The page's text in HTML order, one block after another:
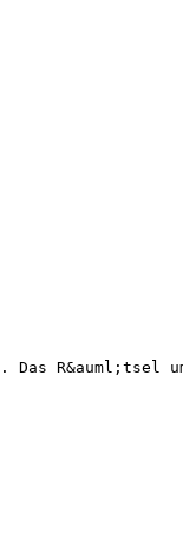
R&auml;tsel